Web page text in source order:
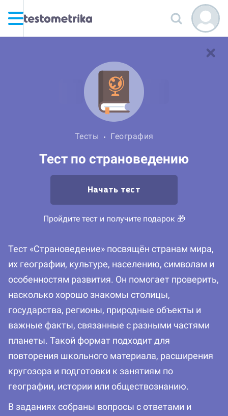
Тесты География
Тест по страноведению
Начать тест
Пройдите тест и получите подарок 🎁
Тест «Страноведение» посвящён странам мира,
их географии, культуре, населению, символам и
особенностям развития. Он помогает проверить,
насколько хорошо знакомы столицы,
государства, регионы, природные объекты и
важные факты, связанные с разными частями
планеты. Такой формат подходит для
повторения школьного материала, расширения
кругозора и подготовки к занятиям по
географии, истории или обществознанию.
В заданиях собраны вопросы с ответами и